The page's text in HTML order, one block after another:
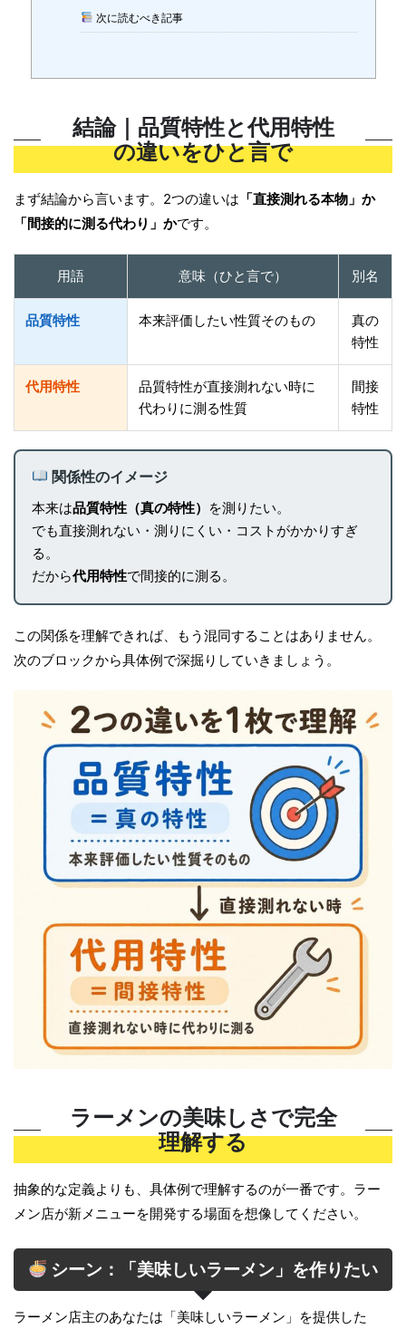
次に読むべき記事
結論｜品質特性と代用特性
の違いをひと言で
まず結論から言います。2つの違いは 「直接測れる本物」か
「間接的に測る代わり」かです。
用語 意味（ひと言で） 別名
品質特性 本来評価したい性質そのもの
真の
特性
代用特性
品質特性が直接測れない時に
代わりに測る性質
間接
特性
関係性のイメージ
本来は品質特性（真の特性） を測りたい。
でも直接測れない・測りにくい・コストがかかりすぎ
る。
だから代用特性で間接的に測る。
この関係を理解できれば、もう混同することはありません。
次のブロックから具体例で深掘りしていきましょう。
ラーメンの美味しさで完全
理解する
抽象的な定義よりも、具体例で理解するのが一番です。ラー
メン店が新メニューを開発する場面を想像してください。
シーン：「美味しいラーメン」を作りたい
ラーメン店主のあなたは「美味しいラーメン」を提供した